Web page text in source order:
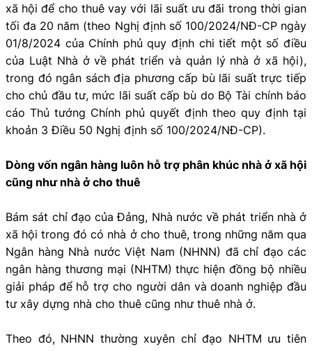
xã hội để cho thuê vay với lãi suất ưu đãi trong thời gian
tối đa 20 năm (theo Nghị định số 100/2024/NĐ-CP ngày
01/8/2024 của Chính phủ quy định chi tiết một số điều
của Luật Nhà ở về phát triển và quản lý nhà ở xã hội),
trong đó ngân sách địa phương cấp bù lãi suất trực tiếp
cho chủ đầu tư, mức lãi suất cấp bù do Bộ Tài chính báo
cáo Thủ tướng Chính phủ quyết định theo quy định tại
khoản 3 Điều 50 Nghị định số 100/2024/NĐ-CP).
Dòng vốn ngân hàng luôn hỗ trợ phân khúc nhà ở xã hội
cũng như nhà ở cho thuê
Bám sát chỉ đạo của Đảng, Nhà nước về phát triển nhà ở
xã hội trong đó có nhà ở cho thuê, trong những năm qua
Ngân hàng Nhà nước Việt Nam (NHNN) đã chỉ đạo các
ngân hàng thương mại (NHTM) thực hiện đồng bộ nhiều
giải pháp để hỗ trợ cho người dân và doanh nghiệp đầu
tư xây dựng nhà cho thuê cũng như thuê nhà ở.
Theo đó, NHNN thường xuyên chỉ đạo NHTM ưu tiên